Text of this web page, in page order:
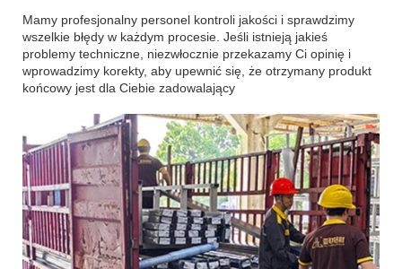
Mamy profesjonalny personel kontroli jakości i sprawdzimy
wszelkie błędy w każdym procesie. Jeśli istnieją jakieś
problemy techniczne, niezwłocznie przekazamy Ci opinię i
wprowadzimy korekty, aby upewnić się, że otrzymany produkt
końcowy jest dla Ciebie zadowalający